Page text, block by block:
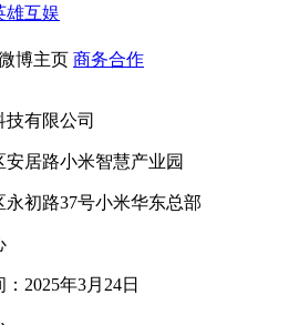
雄互娱
博主页 商务合作
有限公司
居路小米智慧产业园
初路37号小米华东总部
2025年3月24日